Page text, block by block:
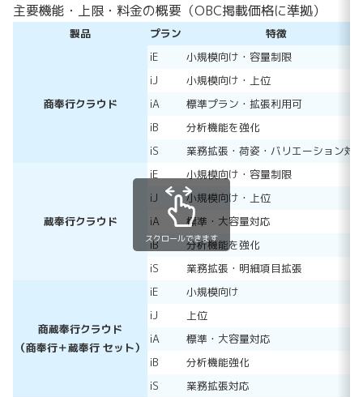
主要機能・上限・料金の概要（OBC掲載価格に準拠）
製品 プラン 特徴
商奉行クラウド
iE
小規模向け・容量制限
iJ
小規模向け・上位
iA
標準プラン・拡張利用可
iB
分析機能を強化
iS
業務拡張・荷姿・バリエーション対
蔵奉行クラウド
iE
小規模向け・容量制限
iJ
小規模向け・上位
iA
標準・大容量対応
iB
分析機能を強化
iS
業務拡張・明細項目拡張
商蔵奉行クラウド
（商奉行＋蔵奉行 セット）
iE
小規模向け
iJ
上位
iA
標準・大容量対応
iB
分析機能強化
iS
業務拡張対応
スクロールできます